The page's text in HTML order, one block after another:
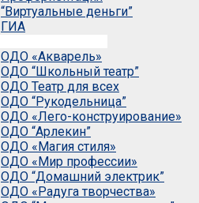
“Виртуальные деньги”
ГИА
ОДО «Акварель»
ОДО “Школьный театр”
ОДО Театр для всех
ОДО “Рукодельница”
ОДО «Лего-конструирование»
ОДО “Арлекин”
ОДО «Магия стиля»
ОДО «Мир профессии»
ОДО “Домашний электрик”
ОДО «Радуга творчества»